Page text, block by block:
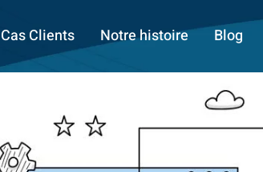
Cas Clients Notre histoire Blog